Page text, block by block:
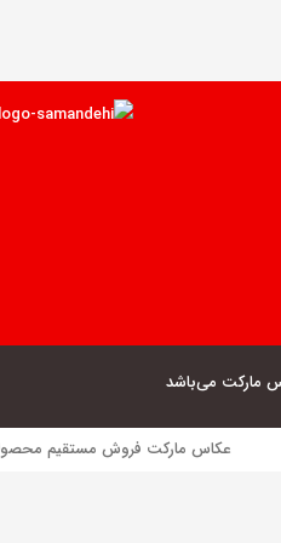
مارکت می‌باشد
عکاس مارکت فروش مستقیم محصولات با کمترین قیمت – 24/7